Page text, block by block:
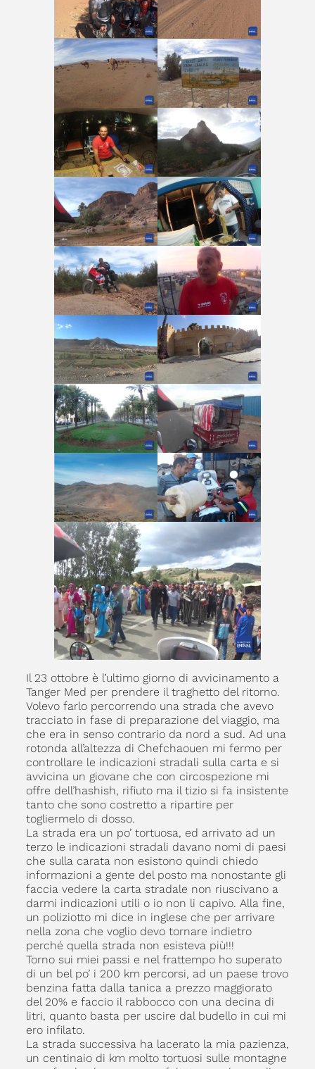
Il 23 ottobre è l’ultimo giorno di avvicinamento a
Tanger Med per prendere il traghetto del ritorno.
Volevo farlo percorrendo una strada che avevo
tracciato in fase di preparazione del viaggio, ma
che era in senso contrario da nord a sud. Ad una
rotonda all’altezza di Chefchaouen mi fermo per
controllare le indicazioni stradali sulla carta e si
avvicina un giovane che con circospezione mi
offre dell’hashish, rifiuto ma il tizio si fa insistente
tanto che sono costretto a ripartire per
togliermelo di dosso.
La strada era un po’ tortuosa, ed arrivato ad un
terzo le indicazioni stradali davano nomi di paesi
che sulla carata non esistono quindi chiedo
informazioni a gente del posto ma nonostante gli
faccia vedere la carta stradale non riuscivano a
darmi indicazioni utili o io non li capivo. Alla fine,
un poliziotto mi dice in inglese che per arrivare
nella zona che voglio devo tornare indietro
perché quella strada non esisteva più!!!
Torno sui miei passi e nel frattempo ho superato
di un bel po’ i 200 km percorsi, ad un paese trovo
benzina fatta dalla tanica a prezzo maggiorato
del 20% e faccio il rabbocco con una decina di
litri, quanto basta per uscire dal budello in cui mi
ero infilato.
La strada successiva ha lacerato la mia pazienza,
un centinaio di km molto tortuosi sulle montagne